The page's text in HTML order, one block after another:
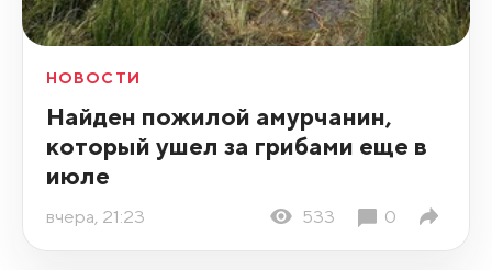
НОВОСТИ
Найден пожилой амурчанин,
который ушел за грибами еще в
июле
вчера, 21:23 533 0